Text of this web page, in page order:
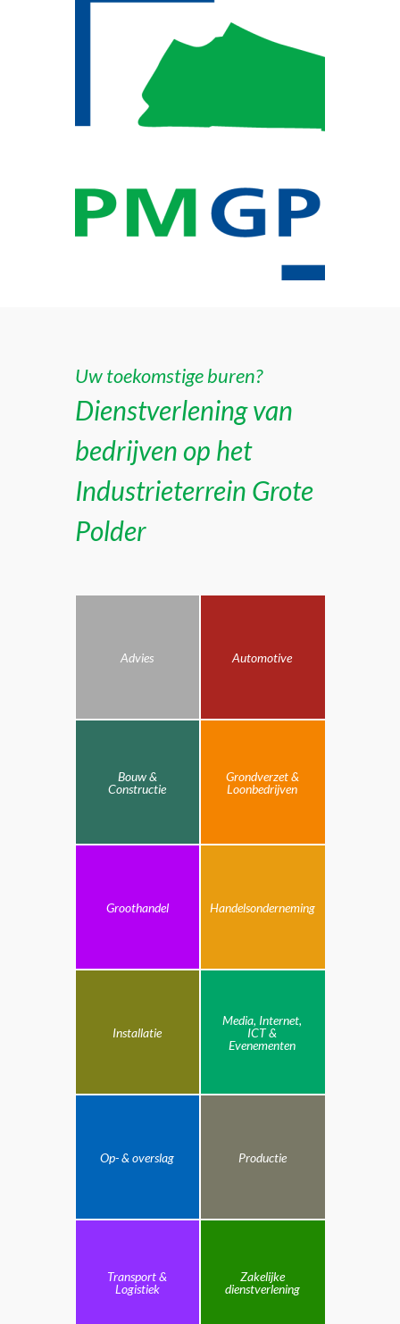
Uw toekomstige buren?
Dienstverlening van
bedrijven op het
Industrieterrein Grote
Polder
Advies Automotive
Bouw &
Constructie
Grondverzet &
Loonbedrijven
Groothandel Handelsonderneming
Installatie
Media, Internet,
ICT &
Evenementen
Op- & overslag Productie
Transport &
Logistiek
Zakelijke
dienstverlening